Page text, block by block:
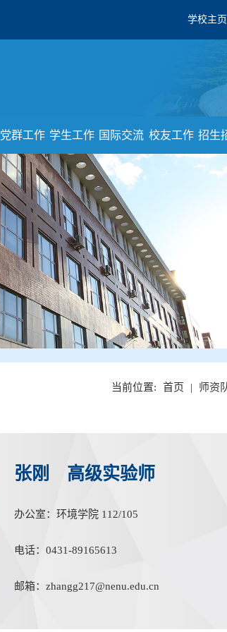
学校主页
党群工作 学生工作 国际交流 校友工作 招生
当前位置: 首页 | 师资
张刚 高级实验师
办公室：环境学院 112/105
电话：0431-89165613
邮箱：zhangg217@nenu.edu.cn